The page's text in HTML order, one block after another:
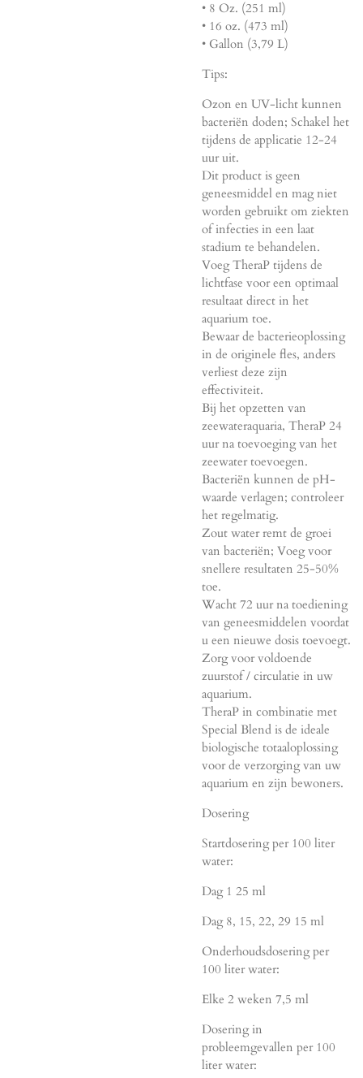
• 8 Oz. (251 ml)
• 16 oz. (473 ml)
• Gallon (3,79 L)
Tips:
Ozon en UV-licht kunnen
bacteriën doden; Schakel het
tijdens de applicatie 12-24
uur uit.
Dit product is geen
geneesmiddel en mag niet
worden gebruikt om ziekten
of infecties in een laat
stadium te behandelen.
Voeg TheraP tijdens de
lichtfase voor een optimaal
resultaat direct in het
aquarium toe.
Bewaar de bacterieoplossing
in de originele fles, anders
verliest deze zijn
effectiviteit.
Bij het opzetten van
zeewateraquaria, TheraP 24
uur na toevoeging van het
zeewater toevoegen.
Bacteriën kunnen de pH-
waarde verlagen; controleer
het regelmatig.
Zout water remt de groei
van bacteriën; Voeg voor
snellere resultaten 25-50%
toe.
Wacht 72 uur na toediening
van geneesmiddelen voordat
u een nieuwe dosis toevoegt.
Zorg voor voldoende
zuurstof / circulatie in uw
aquarium.
TheraP in combinatie met
Special Blend is de ideale
biologische totaaloplossing
voor de verzorging van uw
aquarium en zijn bewoners.
Dosering
Startdosering per 100 liter
water:
Dag 1 25 ml
Dag 8, 15, 22, 29 15 ml
Onderhoudsdosering per
100 liter water:
Elke 2 weken 7,5 ml
Dosering in
probleemgevallen per 100
liter water: